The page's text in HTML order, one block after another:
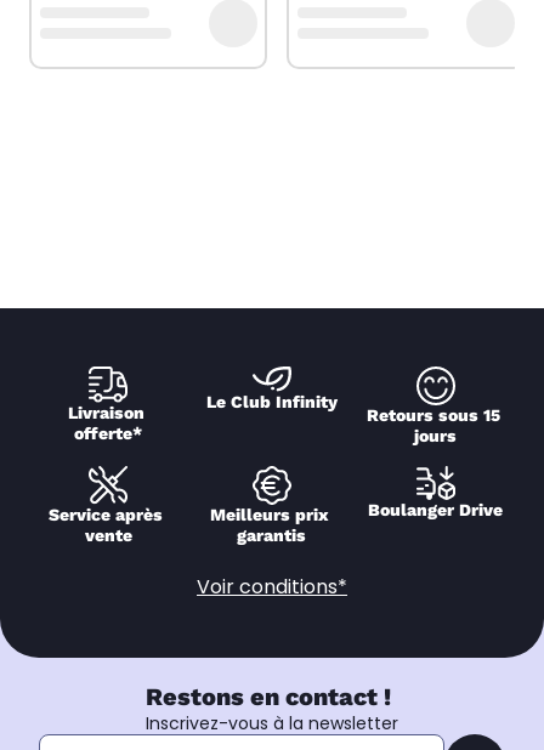
Livraison
offerte*
Le Club Infinity
Retours sous 15
jours
Service après
vente
Meilleurs prix
garantis
Boulanger Drive
Voir conditions*
Restons en contact !
Inscrivez-vous à la newsletter